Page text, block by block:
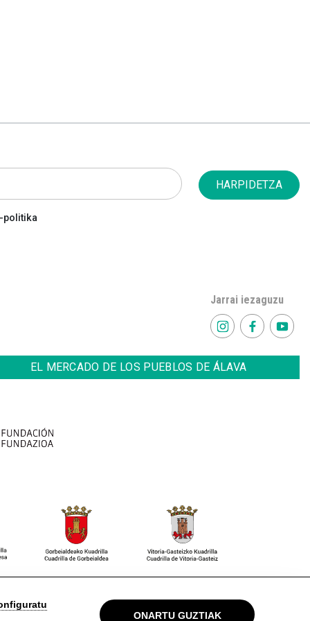
politika
HARPIDETZA
Jarrai iezaguzu
EL MERCADO DE LOS PUEBLOS DE ÁLAVA
Oharra Pribatutasun politika Cookieak